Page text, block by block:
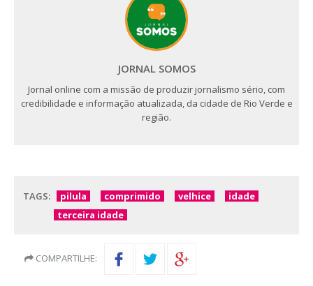
JORNAL SOMOS
Jornal online com a missão de produzir jornalismo sério, com
credibilidade e informação atualizada, da cidade de Rio Verde e
região.
TAGS: pilula comprimido velhice
idade
terceira idade
COMPARTILHE: